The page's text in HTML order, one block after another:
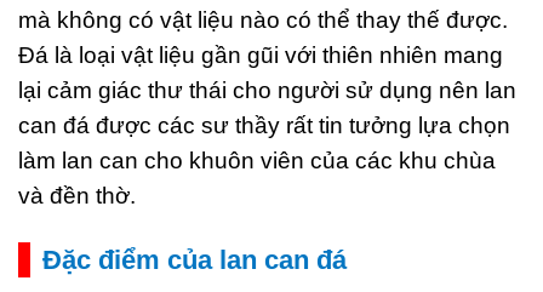
mà không có vật liệu nào có thể thay thế được.
Đá là loại vật liệu gần gũi với thiên nhiên mang
lại cảm giác thư thái cho người sử dụng nên lan
can đá được các sư thầy rất tin tưởng lựa chọn
làm lan can cho khuôn viên của các khu chùa
và đền thờ.
Đặc điểm của lan can đá